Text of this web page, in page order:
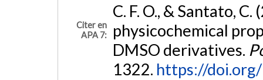
Citer en
APA 7:
C. F. O., & Santato,
physicochemical
DMSO derivatives.
1322. https://